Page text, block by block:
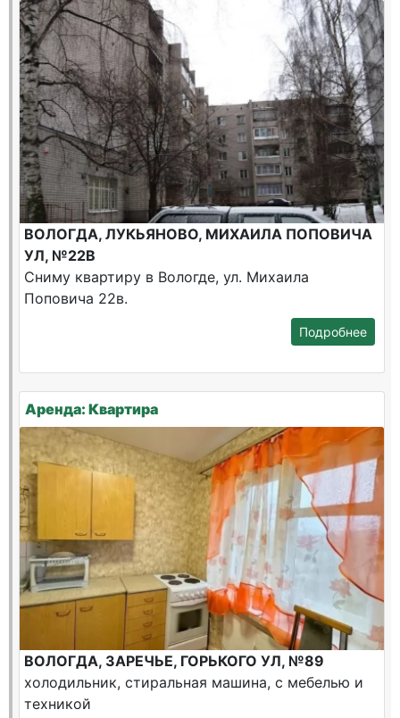
ВОЛОГДА, ЛУКЬЯНОВО, МИХАИЛА ПОПОВИЧА
УЛ, №22В
Сниму квартиру в Вологде, ул. Михаила
Поповича 22в.
Подробнее
Аренда: Квартира
ВОЛОГДА, ЗАРЕЧЬЕ, ГОРЬКОГО УЛ, №89
холодильник, стиральная машина, с мебелью и
техникой